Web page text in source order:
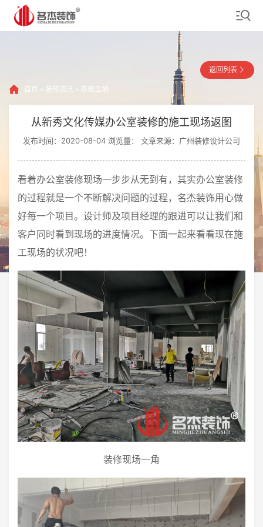
首页 » 装修资讯 » 参观工地
返回列表
从新秀文化传媒办公室装修的施工现场返图
发布时间：2020-08-04 浏览量： 文章来源：广州装修设计公司
看着办公室装修现场一步步从无到有，其实办公室装修
的过程就是一个不断解决问题的过程，名杰装饰用心做
好每一个项目。设计师及项目经理的跟进可以让我们和
客户同时看到现场的进度情况。下面一起来看看现在施
工现场的状况吧！
装修现场一角